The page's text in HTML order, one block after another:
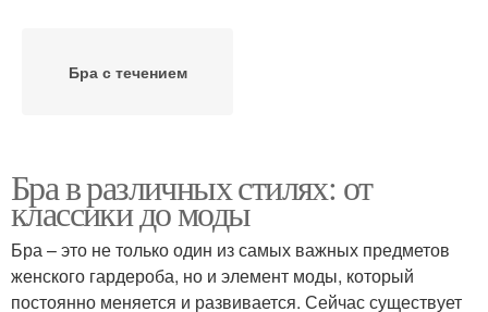
Бра с течением
Бра в различных стилях: от
классики до моды
Бра – это не только один из самых важных предметов
женского гардероба, но и элемент моды, который
постоянно меняется и развивается. Сейчас существует